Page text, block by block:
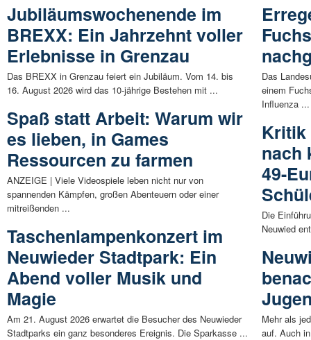
Jubiläumswochenende im
BREXX: Ein Jahrzehnt voller
Erlebnisse in Grenzau
Das BREXX in Grenzau feiert ein Jubiläum. Vom 14. bis
16. August 2026 wird das 10-jährige Bestehen mit ...
Spaß statt Arbeit: Warum wir
es lieben, in Games
Ressourcen zu farmen
ANZEIGE | Viele Videospiele leben nicht nur von
spannenden Kämpfen, großen Abenteuern oder einer
mitreißenden ...
Taschenlampenkonzert im
Neuwieder Stadtpark: Ein
Abend voller Musik und
Magie
Am 21. August 2026 erwartet die Besucher des Neuwieder
Stadtparks ein ganz besonderes Ereignis. Die Sparkasse ...
Das
einem
Influenza ...
Kritik
nach
49-
Die
Neuwied
Mehr als
auf. Auch